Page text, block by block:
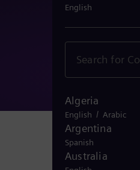
English
Algeria
English / Arabic
Argentina
Spanish
Australia